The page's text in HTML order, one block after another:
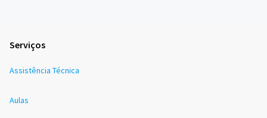
Serviços
Assistência Técnica
Aulas